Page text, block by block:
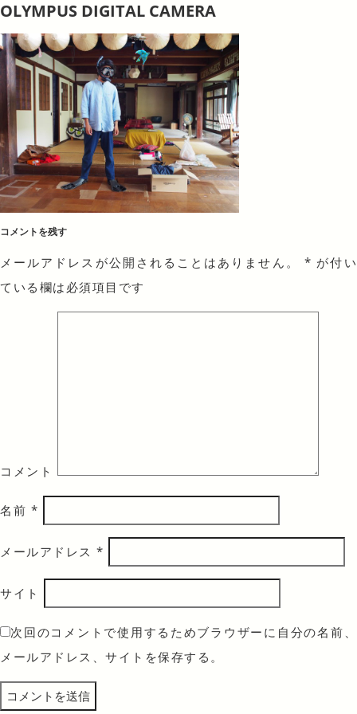
OLYMPUS DIGITAL CAMERA
コメントを残す
メールアドレスが公開されることはありません。 * が付い
ている欄は必須項目です
コメント
名前 *
メールアドレス *
サイト
次回のコメントで使用するためブラウザーに自分の名前、
メールアドレス、サイトを保存する。